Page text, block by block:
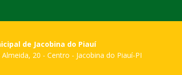
de Jacobina do Piauí
20 - Centro - Jacobina do Piauí-PI